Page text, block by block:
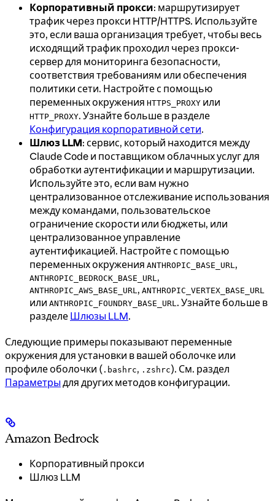
Корпоративный прокси: маршрутизирует
трафик через прокси HTTP/HTTPS. Используйте
это, если ваша организация требует, чтобы весь
исходящий трафик проходил через прокси-
сервер для мониторинга безопасности,
соответствия требованиям или обеспечения
политики сети. Настройте с помощью
переменных окружения HTTPS_PROXY или
HTTP_PROXY. Узнайте больше в разделе
Конфигурация корпоративной сети.
Шлюз LLM: сервис, который находится между
Claude Code и поставщиком облачных услуг для
обработки аутентификации и маршрутизации.
Используйте это, если вам нужно
централизованное отслеживание использования
между командами, пользовательское
ограничение скорости или бюджеты, или
централизованное управление
аутентификацией. Настройте с помощью
переменных окружения ANTHROPIC_BASE_URL ,
ANTHROPIC_BEDROCK_BASE_URL ,
ANTHROPIC_AWS_BASE_URL , ANTHROPIC_VERTEX_BASE_URL
или ANTHROPIC_FOUNDRY_BASE_URL . Узнайте больше в
разделе Шлюзы LLM.
Следующие примеры показывают переменные
окружения для установки в вашей оболочке или
профиле оболочки ( .bashrc, .zshrc). См. раздел
Параметрыдля других методов конфигурации.
Amazon Bedrock
Корпоративный прокси
Шлюз LLM